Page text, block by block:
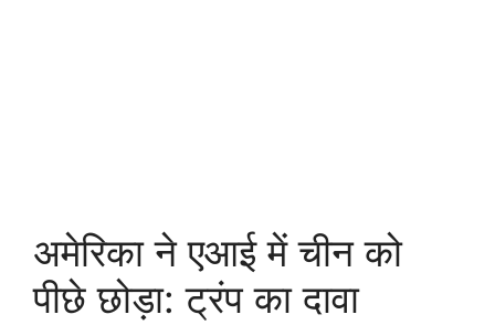
अमेरिका ने एआई में चीन को
पीछे छोड़ा: ट्रंप का दावा